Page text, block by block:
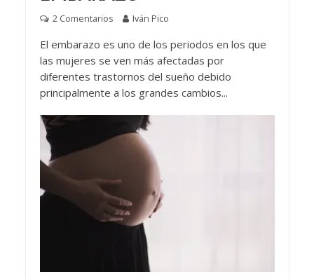
2 Comentarios Iván Pico
El embarazo es uno de los periodos en los que
las mujeres se ven más afectadas por
diferentes trastornos del sueño debido
principalmente a los grandes cambios...